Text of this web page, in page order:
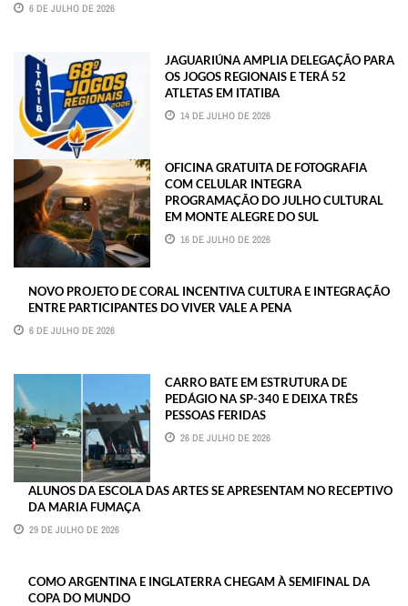
6 DE JULHO DE 2026
JAGUARIÚNA AMPLIA DELEGAÇÃO PARA
OS JOGOS REGIONAIS E TERÁ 52
ATLETAS EM ITATIBA
14 DE JULHO DE 2026
OFICINA GRATUITA DE FOTOGRAFIA
COM CELULAR INTEGRA
PROGRAMAÇÃO DO JULHO CULTURAL
EM MONTE ALEGRE DO SUL
16 DE JULHO DE 2026
NOVO PROJETO DE CORAL INCENTIVA CULTURA E INTEGRAÇÃO
ENTRE PARTICIPANTES DO VIVER VALE A PENA
6 DE JULHO DE 2026
CARRO BATE EM ESTRUTURA DE
PEDÁGIO NA SP-340 E DEIXA TRÊS
PESSOAS FERIDAS
26 DE JULHO DE 2026
ALUNOS DA ESCOLA DAS ARTES SE APRESENTAM NO RECEPTIVO
DA MARIA FUMAÇA
29 DE JULHO DE 2026
COMO ARGENTINA E INGLATERRA CHEGAM À SEMIFINAL DA
COPA DO MUNDO